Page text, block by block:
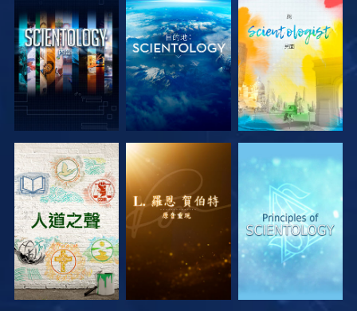
探索系列節目 探索系列節目 探索系列節目